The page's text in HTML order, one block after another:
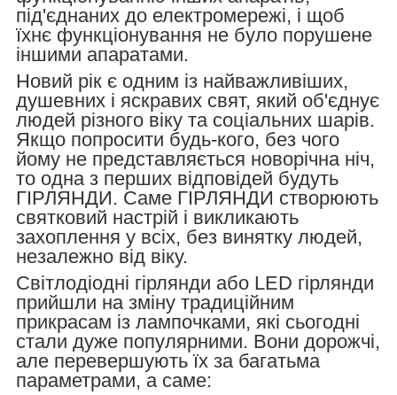
під'єднаних до електромережі, і щоб
їхнє функціонування не було порушене
іншими апаратами.
Новий рік є одним із найважливіших,
душевних і яскравих свят, який об'єднує
людей різного віку та соціальних шарів.
Якщо попросити будь-кого, без чого
йому не представляється новорічна ніч,
то одна з перших відповідей будуть
ГІРЛЯНДИ. Саме ГІРЛЯНДИ створюють
святковий настрій і викликають
захоплення у всіх, без винятку людей,
незалежно від віку.
Світлодіодні гірлянди або LED гірлянди
прийшли на зміну традиційним
прикрасам із лампочками, які сьогодні
стали дуже популярними. Вони дорожчі,
але перевершують їх за багатьма
параметрами, а саме: